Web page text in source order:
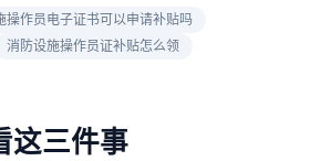
操作员电子证书可以申请补贴吗
消防设施操作员证补贴怎么领
这三件事